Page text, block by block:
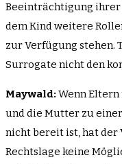
Beeinträchtigung ihrer
dem Kind weitere
zur Verfügung stehen.
Surrogate nicht den
Maywald: Wenn
und die Mutter zu
nicht bereit ist, hat der
Rechtslage keine